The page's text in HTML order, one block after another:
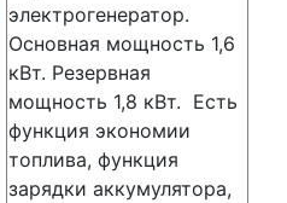
электрогенератор.
Основная мощность 1,6
кВт. Резервная
мощность 1,8 кВт. Есть
функция экономии
топлива, функция
зарядки аккумулятора,